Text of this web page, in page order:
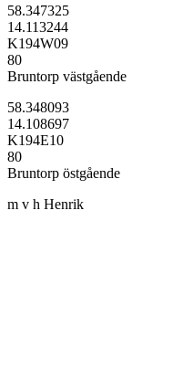
58.347325
14.113244
K194W09
80
Bruntorp västgående
58.348093
14.108697
K194E10
80
Bruntorp östgående
m v h Henrik